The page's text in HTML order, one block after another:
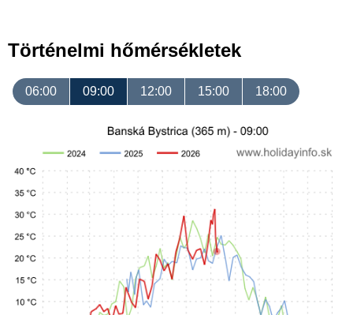
Történelmi hőmérsékletek
06:00 09:00 12:00 15:00 18:00